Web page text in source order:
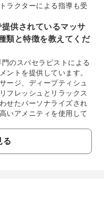
ラクターによる指導も受
供されているマッサ
類と特徴を教えてくだ
のスパセラピストによる
ントを提供しています。
ージ、ディープティシュ
フレッシュとリラックス
せたパーソナライズされ
いアメニティを使用して
用時間と、スパトリ
ください。
スクを通じて行うのが一
る